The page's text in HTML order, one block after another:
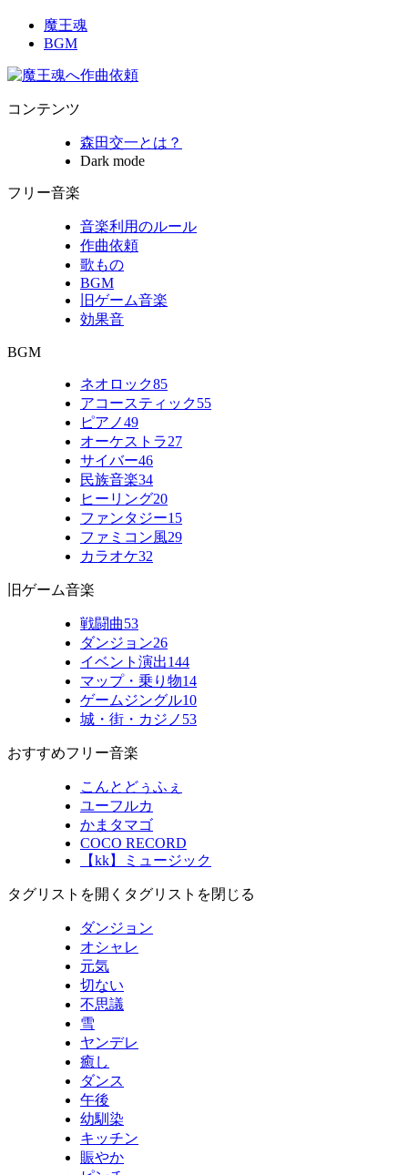
魔王魂
BGM
コンテンツ
森田交一とは？
Dark mode
フリー音楽
音楽利用のルール
作曲依頼
歌もの
BGM
旧ゲーム音楽
効果音
BGM
ネオロック85
アコースティック55
ピアノ49
オーケストラ27
サイバー46
民族音楽34
ヒーリング20
ファンタジー15
ファミコン風29
カラオケ32
旧ゲーム音楽
戦闘曲53
ダンジョン26
イベント演出144
マップ・乗り物14
ゲームジングル10
城・街・カジノ 53
おすすめフリー音楽
こんとどぅふぇ
ユーフルカ
かまタマゴ
COCO RECORD
【kk】ミュージック
タグリストを開く タグリストを閉じる
ダンジョン
オシャレ
元気
切ない
不思議
雪
ヤンデレ
癒し
ダンス
午後
幼馴染
キッチン
賑やか